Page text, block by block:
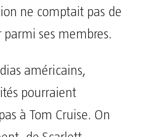
ne comptait pas de
ses membres.
américains,
pourraient
à Tom Cruise. On